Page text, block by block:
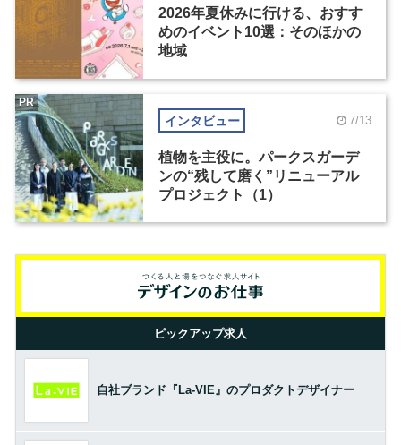
2026年夏休みに行ける、おすす
めのイベント10選：そのほかの
地域
インタビュー 7/13
植物を主役に。パークスガーデ
ンの“残して磨く”リニューアル
プロジェクト（1）
PR
ピックアップ求人
自社ブランド『La-VIE』のプロダクトデザイナー